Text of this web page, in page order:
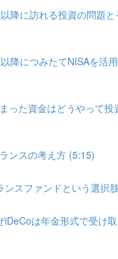
降に訪れる投資の問題
降につみたてNISAを活
った資金はどうやって投
ンスの考え方 (5:15)
ンスファンドという選択
iDeCoは年金形式で受け